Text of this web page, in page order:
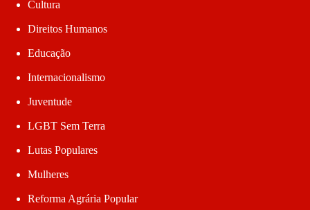
Cultura
Direitos Humanos
Educação
Internacionalismo
Juventude
LGBT Sem Terra
Lutas Populares
Mulheres
Reforma Agrária Popular